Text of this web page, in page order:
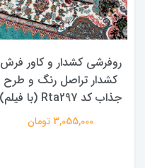
روفرشی کشدار و کاور فرش
کشدار تراصل رنگ و طرح
جذاب کد Rta297 (با فیلم)
3,055,000 تومان